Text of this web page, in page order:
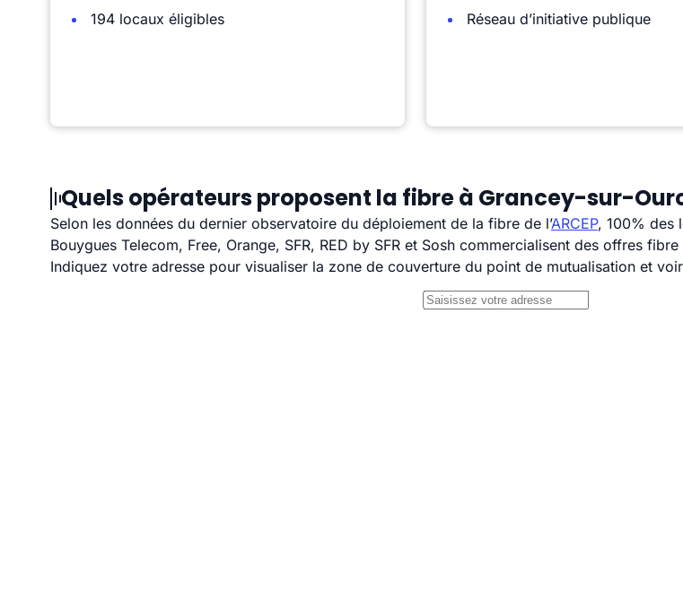
194 locaux éligibles
Réseau d’initiative publique
Quels opérateurs proposent la fibre à Grancey-sur-
Selon les données du dernier observatoire du déploiement de la fibre de l’ARCEP, 100% des
Bouygues Telecom, Free, Orange, SFR, RED by SFR et Sosh commercialisent des offres
Indiquez votre adresse pour visualiser la zone de couverture du point de mutualisation et